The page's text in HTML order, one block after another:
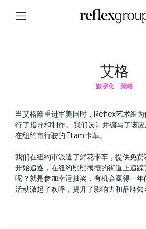
艾格
数字化 策略
当艾格隆重进军美国时，Reflex艺术组
行了指导和制作。 我们设计并编写了该
在纽约市行驶的 Etam 卡车。
我们在纽约市派遣了鲜花卡车，提供免
开始追逐，在纽约熙熙攘攘的街道上追
呢？就是参加幸运抽奖，有机会赢得一
活动激起了欢呼，提升了影响力和品牌知